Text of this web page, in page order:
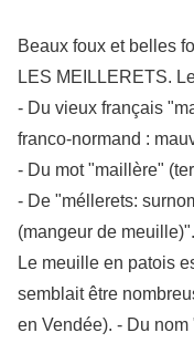
Beaux foux et belles
LES MEILLERETS.
- Du vieux français
franco-normand :
- Du mot "maillère"
- De "méllerets:
(mangeur de meuille)".
Le meuille en patois
semblait être
en Vendée). - Du